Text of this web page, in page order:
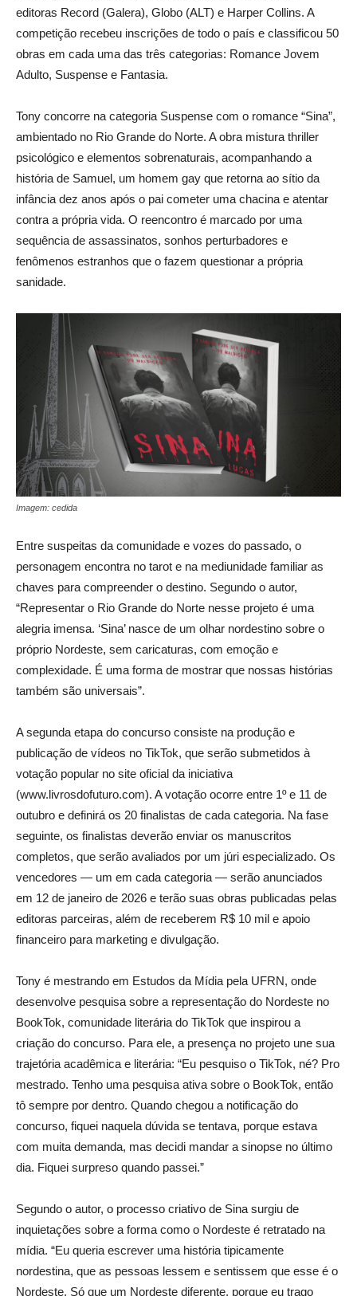
editoras Record (Galera), Globo (ALT) e Harper Collins. A
competição recebeu inscrições de todo o país e classificou 50
obras em cada uma das três categorias: Romance Jovem
Adulto, Suspense e Fantasia.
Tony concorre na categoria Suspense com o romance “Sina”,
ambientado no Rio Grande do Norte. A obra mistura thriller
psicológico e elementos sobrenaturais, acompanhando a
história de Samuel, um homem gay que retorna ao sítio da
infância dez anos após o pai cometer uma chacina e atentar
contra a própria vida. O reencontro é marcado por uma
sequência de assassinatos, sonhos perturbadores e
fenômenos estranhos que o fazem questionar a própria
sanidade.
Imagem: cedida
Entre suspeitas da comunidade e vozes do passado, o
personagem encontra no tarot e na mediunidade familiar as
chaves para compreender o destino. Segundo o autor,
“Representar o Rio Grande do Norte nesse projeto é uma
alegria imensa. ‘Sina’ nasce de um olhar nordestino sobre o
próprio Nordeste, sem caricaturas, com emoção e
complexidade. É uma forma de mostrar que nossas histórias
também são universais”.
A segunda etapa do concurso consiste na produção e
publicação de vídeos no TikTok, que serão submetidos à
votação popular no site oficial da iniciativa
(www.livrosdofuturo.com). A votação ocorre entre 1º e 11 de
outubro e definirá os 20 finalistas de cada categoria. Na fase
seguinte, os finalistas deverão enviar os manuscritos
completos, que serão avaliados por um júri especializado. Os
vencedores — um em cada categoria — serão anunciados
em 12 de janeiro de 2026 e terão suas obras publicadas pelas
editoras parceiras, além de receberem R$ 10 mil e apoio
financeiro para marketing e divulgação.
Tony é mestrando em Estudos da Mídia pela UFRN, onde
desenvolve pesquisa sobre a representação do Nordeste no
BookTok, comunidade literária do TikTok que inspirou a
criação do concurso. Para ele, a presença no projeto une sua
trajetória acadêmica e literária: “Eu pesquiso o TikTok, né? Pro
mestrado. Tenho uma pesquisa ativa sobre o BookTok, então
tô sempre por dentro. Quando chegou a notificação do
concurso, fiquei naquela dúvida se tentava, porque estava
com muita demanda, mas decidi mandar a sinopse no último
dia. Fiquei surpreso quando passei.”
Segundo o autor, o processo criativo de Sina surgiu de
inquietações sobre a forma como o Nordeste é retratado na
mídia. “Eu queria escrever uma história tipicamente
nordestina, que as pessoas lessem e sentissem que esse é o
Nordeste. Só que um Nordeste diferente, porque eu trago